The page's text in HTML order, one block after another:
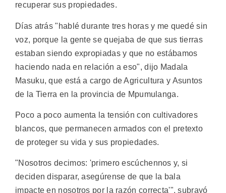
recuperar sus propiedades.
Días atrás "hablé durante tres horas y me quedé sin
voz, porque la gente se quejaba de que sus tierras
estaban siendo expropiadas y que no estábamos
haciendo nada en relación a eso", dijo Madala
Masuku, que está a cargo de Agricultura y Asuntos
de la Tierra en la provincia de Mpumulanga.
Poco a poco aumenta la tensión con cultivadores
blancos, que permanecen armados con el pretexto
de proteger su vida y sus propiedades.
"Nosotros decimos: 'primero escúchennos y, si
deciden disparar, asegúrense de que la bala
impacte en nosotros por la razón correcta'", subrayó